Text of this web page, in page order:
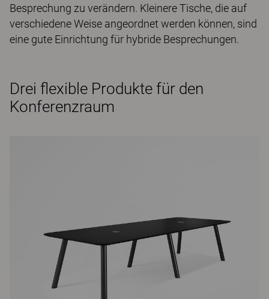
Besprechung zu verändern. Kleinere Tische, die auf
verschiedene Weise angeordnet werden können, sind
eine gute Einrichtung für hybride Besprechungen.
Drei flexible Produkte für den
Konferenzraum